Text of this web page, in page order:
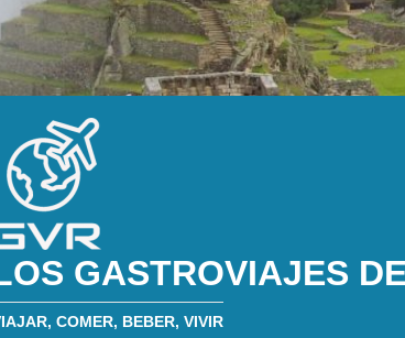
GASTROVIAJES
COMER, BEBER, VIVIR